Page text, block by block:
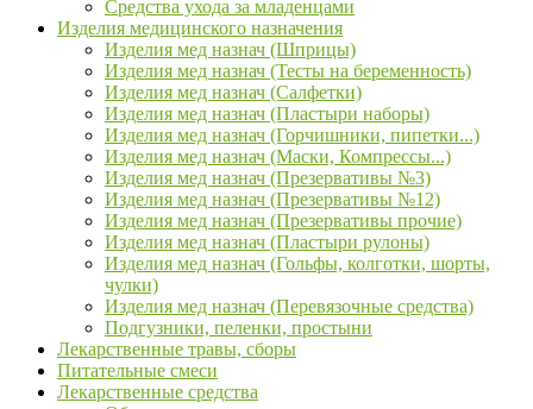
Средства ухода за младенцами
Изделия медицинского назначения
Изделия мед назнач (Шприцы)
Изделия мед назнач (Тесты на беременность)
Изделия мед назнач (Салфетки)
Изделия мед назнач (Пластыри наборы)
Изделия мед назнач (Горчишники, пипетки...)
Изделия мед назнач (Маски, Компрессы...)
Изделия мед назнач (Презервативы №3)
Изделия мед назнач (Презервативы №12)
Изделия мед назнач (Презервативы прочие)
Изделия мед назнач (Пластыри рулоны)
Изделия мед назнач (Гольфы, колготки, шорты,
чулки)
Изделия мед назнач (Перевязочные средства)
Подгузники, пеленки, простыни
Лекарственные травы, сборы
Питательные смеси
Лекарственные средства